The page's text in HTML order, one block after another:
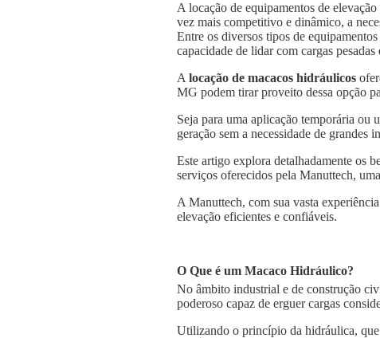
A locação de equipamentos de
vez mais competitivo e dinâmico, a
Entre os diversos tipos de
capacidade de lidar com cargas
A locação de macacos hidráulicos
MG podem tirar proveito dessa opção
Seja para uma aplicação temporária ou
geração sem a necessidade de grandes
Este artigo explora detalhadamente os
serviços oferecidos pela Manuttech,
A Manuttech, com sua vasta
elevação eficientes e confiáveis.
O Que é um Macaco Hidráulico?
No âmbito industrial e de construção
poderoso capaz de erguer cargas
Utilizando o princípio da hidráulica, que